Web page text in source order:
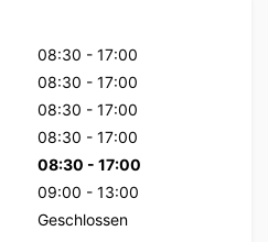
08:30 - 17:00
08:30 - 17:00
08:30 - 17:00
08:30 - 17:00
08:30 - 17:00
09:00 - 13:00
Geschlossen